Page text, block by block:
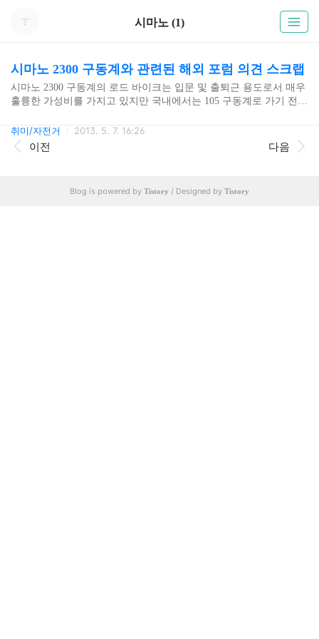
시마노 (1)
시마노 2300 구동계와 관련된 해외 포럼 의견 스크랩
시마노 2300 구동계의 로드 바이크는 입문 및 출퇴근 용도로서 매우
훌륭한 가성비를 가지고 있지만 국내에서는 105 구동계로 가기 전
의 유지보수 비용도 무척 저렴하여 저변이 넓을거라 예상하고 정보
도 많다고 생각되었으나 뜻밖에 도싸같은 국내 로드 싸이클링 커뮤
니티에서는 정보를 구하기가 힘들어 해외 커뮤니티에서 2300 구동
계의 구분은 경량화의 이점을 제외하고는 그저 마케팅일뿐이라고
취미/자전거 2013. 5. 7. 16:26
이전 다음
Blog is powered by Tistory / Designed by Tistory